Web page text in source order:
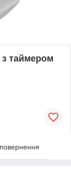
таймером